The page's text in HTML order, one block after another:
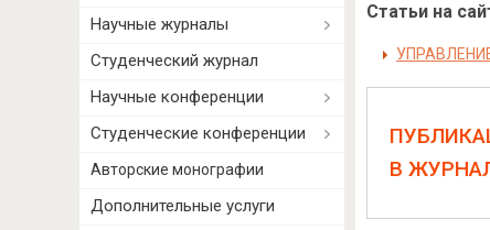
Статьи на
В
Научные журналы
Студенческий журнал
Научные конференции
Студенческие конференции
Авторские монографии
Дополнительные услуги